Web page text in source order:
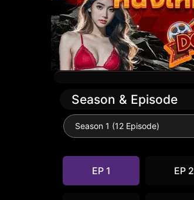
Season & Episode
EP 1 EP 2